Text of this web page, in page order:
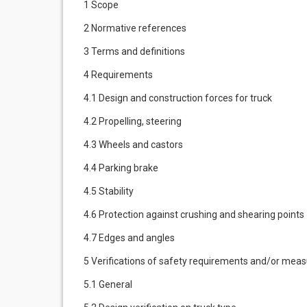
1 Scope
2 Normative references
3 Terms and definitions
4 Requirements
4.1 Design and construction forces for truck
4.2 Propelling, steering
4.3 Wheels and castors
4.4 Parking brake
4.5 Stability
4.6 Protection against crushing and shearing points
4.7 Edges and angles
5 Verifications of safety requirements and/or
5.1 General